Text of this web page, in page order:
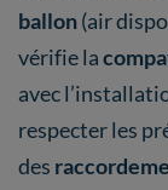
ballon(air
vérifie la
avec
respecter les
des